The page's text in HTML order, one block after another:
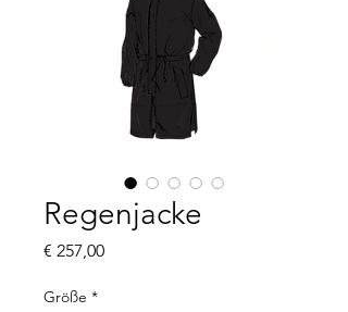
Regenjacke
€ 257,00Preis
Größe *